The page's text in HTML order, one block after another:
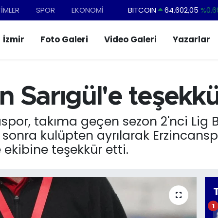
SPOR EKONOMİ BITCOIN 64.602,05
EURO
55,0700
BİST100
13.703 %0
İzmir Foto Galeri Video Galeri Yazarlar
Sarıgül'e
takıma geçen sezon 2'nci Lig
kulüpten ayrılarak
teşekkür etti.
1